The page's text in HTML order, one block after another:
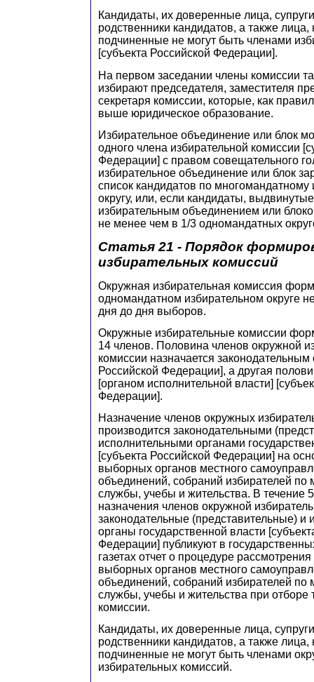
Кандидаты, их доверенные лица,
родственники кандидатов, а также
подчиненные не могут быть членами
[субъекта Российской Федерации].
На первом заседании члены комиссии
избирают председателя, заместителя
секретаря комиссии, которые, как
выше юридическое образование.
Избирательное объединение или блок
одного члена избирательной комиссии
Федерации] с правом совещательного
избирательное объединение или блок
список кандидатов по многомандатному
округу, или, если кандидаты,
избирательным объединением или
не менее чем в 1/3 одномандатных
Статья 21 - Порядок
избирательных комиссий
Окружная избирательная комиссия
одномандатном избирательном округе
дня до дня выборов.
Окружные избирательные комиссии
14 членов. Половина членов окружной
комиссии назначается
Российской Федерации], а другая
[органом исполнительной власти]
Федерации].
Назначение членов окружных
производится законодательными
исполнительными органами
[субъекта Российской Федерации] на
выборных органов местного
объединений, собраний избирателей по
службы, учебы и жительства. В течение
назначения членов окружной
законодательные (представительные) и
органы государственной власти
Федерации] публикуют в
газетах отчет о процедуре
выборных органов местного
объединений, собраний избирателей по
службы, учебы и жительства при отборе
комиссии.
Кандидаты, их доверенные лица,
родственники кандидатов, а также
подчиненные не могут быть членами
избирательных комиссий.